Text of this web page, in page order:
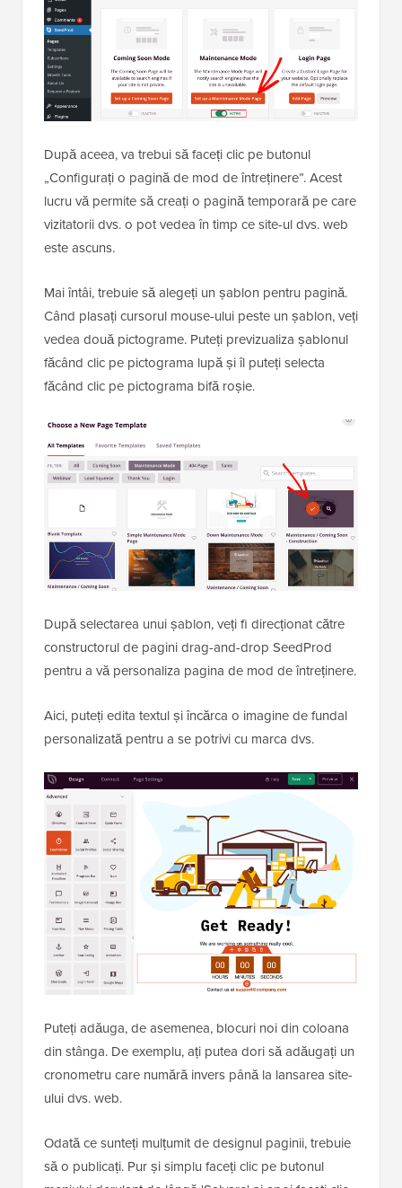
Apoi, trebuie să navigați la SeedProd » Pagini
Aici, ar trebui să căutați pagina „Modul de întreținere”
și să comutați comutatorul de la „Inactiv” la „Activ”.
După aceea, va trebui să faceți clic pe butonul
„Configurați o pagină de mod de întreținere”. Acest
lucru vă permite să creați o pagină temporară pe care
vizitatorii dvs. o pot vedea în timp ce site-ul dvs. web
este ascuns.
Mai întâi, trebuie să alegeți un șablon pentru pagină.
Când plasați cursorul mouse-ului peste un șablon, veți
vedea două pictograme. Puteți previzualiza șablonul
făcând clic pe pictograma lupă și îl puteți selecta
făcând clic pe pictograma bifă roșie.
După selectarea unui șablon, veți fi direcționat către
constructorul de pagini drag-and-drop SeedProd
pentru a vă personaliza pagina de mod de întreținere.
Aici, puteți edita textul și încărca o imagine de fundal
personalizată pentru a se potrivi cu marca dvs.
Puteți adăuga, de asemenea, blocuri noi din coloana